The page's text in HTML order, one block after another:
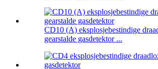
CD10 (A) eksplosjebestindige
gearstalde gasdetektor ...